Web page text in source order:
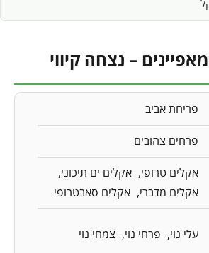
– נצחה קיווי
פריחת אביב
פרחים צהובים
אקלים טרופי
אקלים ים תיכוני
אקלים מדברי
אקלים סאבטרופי
עלי נוי פרחי נוי צמחי נוי